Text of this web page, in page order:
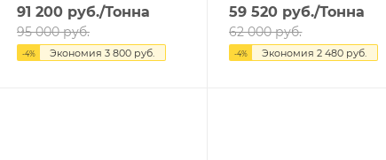
91 200 руб./Тонна
95 000руб.
-4% Экономия 3 800 руб.
59 520 руб./Тонна
62 000руб.
-4% Экономия2 480 руб.